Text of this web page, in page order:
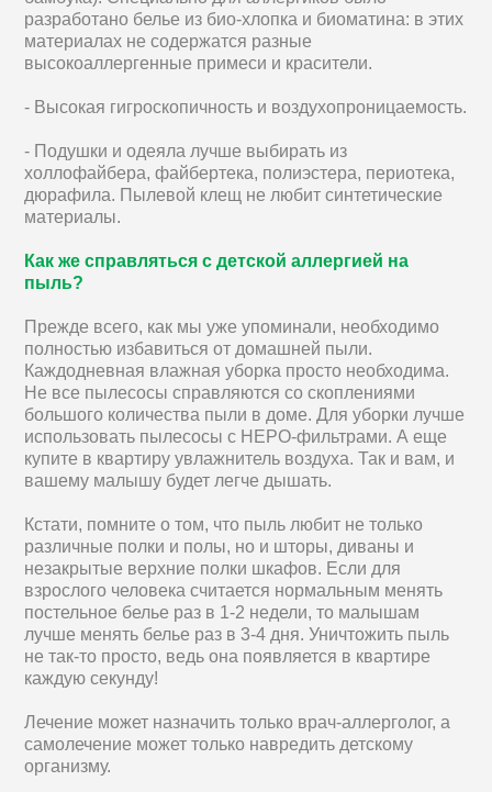
разработано белье из био-хлопка и биоматина: в этих
материалах не содержатся разные
высокоаллергенные примеси и красители.
- Высокая гигроскопичность и воздухопроницаемость.
- Подушки и одеяла лучше выбирать из
холлофайбера, файбертека, полиэстера, периотека,
дюрафила. Пылевой клещ не любит синтетические
материалы.
Как же справляться с детской аллергией на
пыль?
Прежде всего, как мы уже упоминали, необходимо
полностью избавиться от домашней пыли.
Каждодневная влажная уборка просто необходима.
Не все пылесосы справляются со скоплениями
большого количества пыли в доме. Для уборки лучше
использовать пылесосы с НЕРО-фильтрами. А еще
купите в квартиру увлажнитель воздуха. Так и вам, и
вашему малышу будет легче дышать.
Кстати, помните о том, что пыль любит не только
различные полки и полы, но и шторы, диваны и
незакрытые верхние полки шкафов. Если для
взрослого человека считается нормальным менять
постельное белье раз в 1-2 недели, то малышам
лучше менять белье раз в 3-4 дня. Уничтожить пыль
не так-то просто, ведь она появляется в квартире
каждую секунду!
Лечение может назначить только врач-аллерголог, а
самолечение может только навредить детскому
организму.